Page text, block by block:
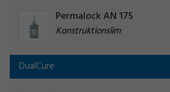
Permalock AN 175
Konstruktionslim
DualCure